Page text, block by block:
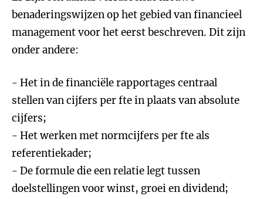
benaderingswijzen op het gebied van financieel
management voor het eerst beschreven. Dit zijn
onder andere:
- Het in de financiële rapportages centraal
stellen van cijfers per fte in plaats van absolute
cijfers;
- Het werken met normcijfers per fte als
referentiekader;
- De formule die een relatie legt tussen
doelstellingen voor winst, groei en dividend;